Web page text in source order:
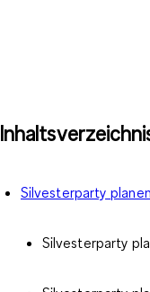
Silvesterparty
Silvesterparty